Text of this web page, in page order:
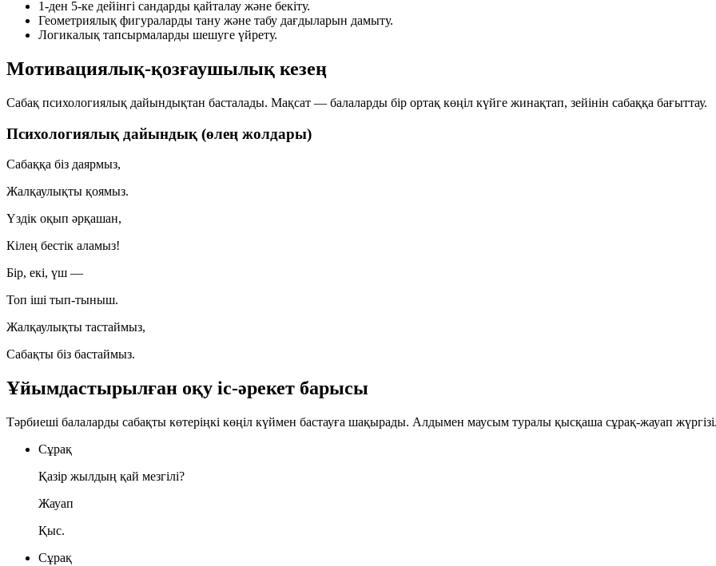
1-ден 5-ке дейінгі сандарды қайталау және бекіту.
Геометриялық фигураларды тану және табу дағдыларын дамыту.
Логикалық тапсырмаларды шешуге үйрету.
Мотивациялық-қозғаушылық кезең
Сабақ психологиялық дайындықтан басталады. Мақсат — балаларды бір ортақ көңіл күйге жинақтап, зейінін сабаққа бағыттау.
Психологиялық дайындық (өлең жолдары)
Сабаққа біз даярмыз,
Жалқаулықты қоямыз.
Үздік оқып әрқашан,
Кілең бестік аламыз!
Бір, екі, үш —
Топ іші тып-тыныш.
Жалқаулықты тастаймыз,
Сабақты біз бастаймыз.
Ұйымдастырылған оқу іс-әрекет барысы
Тәрбиеші балаларды сабақты көтеріңкі көңіл күймен бастауға шақырады. Алдымен маусым туралы қысқаша сұрақ-жауап
Сұрақ
Қазір жылдың қай мезгілі?
Жауап
Қыс.
Сұрақ